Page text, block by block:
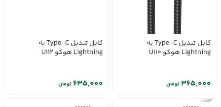
کابل تبدیل Type-C به
Lightning هوکو U110
تومان
کابل تبدیل Type-C به
Lightning هوکو U112
تومان